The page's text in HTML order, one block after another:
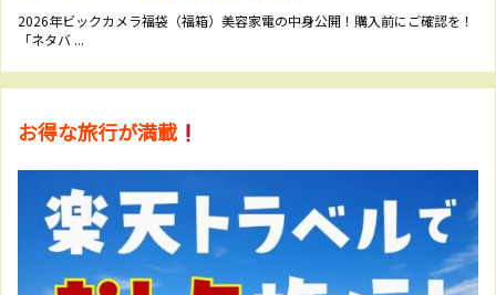
2026年ビックカメラ福袋（福箱）美容家電の中身公開！購入前にご確認を！
「ネタバ ...
お得な旅行が満載